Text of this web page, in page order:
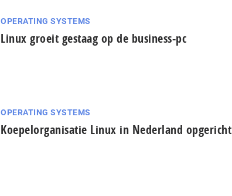
OPERATING SYSTEMS
Linux groeit gestaag op de business-pc
OPERATING SYSTEMS
Koepelorganisatie Linux in Nederland opgericht